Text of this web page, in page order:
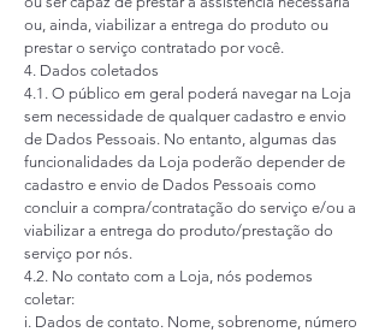
ou, ainda, viabilizar a entrega do produto ou
prestar o serviço contratado por você.
4. Dados coletados
4.1. O público em geral poderá navegar na Loja
sem necessidade de qualquer cadastro e envio
de Dados Pessoais. No entanto, algumas das
funcionalidades da Loja poderão depender de
cadastro e envio de Dados Pessoais como
concluir a compra/contratação do serviço e/ou a
viabilizar a entrega do produto/prestação do
serviço por nós.
4.2. No contato com a Loja, nós podemos
coletar:
i. Dados de contato. Nome, sobrenome, número